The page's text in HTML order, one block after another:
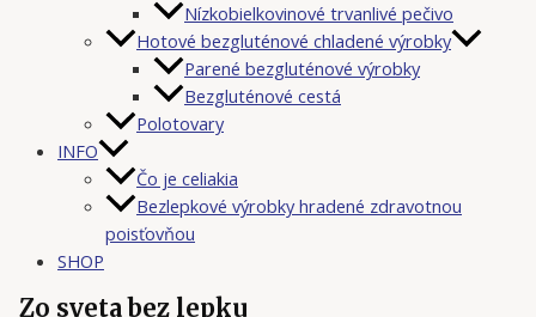
Nízkobielkovinové trvanlivé pečivo
Hotové bezgluténové chladené výrobky
Parené bezgluténové výrobky
Bezgluténové cestá
Polotovary
INFO
Čo je celiakia
Bezlepkové výrobky hradené zdravotnou
poisťovňou
SHOP
Zo sveta bez lepku